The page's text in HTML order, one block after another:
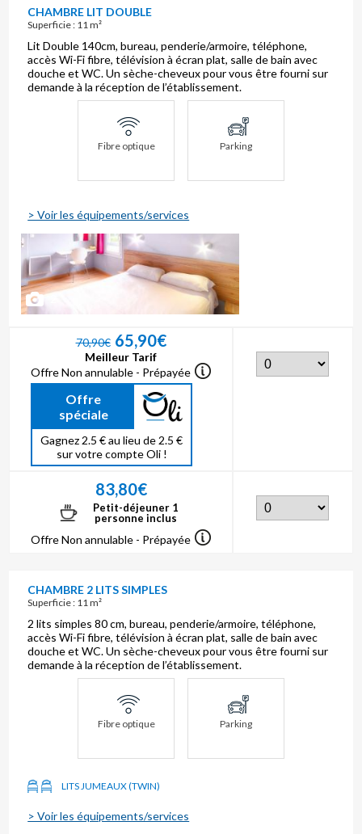
CHAMBRE LIT DOUBLE
Superficie : 11 m²
Lit Double 140cm, bureau, penderie/armoire, téléphone,
accès Wi-Fi fibre, télévision à écran plat, salle de bain avec
douche et WC. Un sèche-cheveux pour vous être fourni sur
demande à la réception de l’établissement.
Fibre optique Parking
> Voir les équipements/services
70,90€ 65,90€
Meilleur Tarif
Offre Non annulable - Prépayée
Offre
spéciale
Gagnez 2.5 € au lieu de 2.5 €
sur votre compte Oli !
83,80€
Petit-déjeuner 1
personne inclus
Offre Non annulable - Prépayée
CHAMBRE 2 LITS SIMPLES
Superficie : 11 m²
2 lits simples 80 cm, bureau, penderie/armoire, téléphone,
accès Wi-Fi fibre, télévision à écran plat, salle de bain avec
douche et WC. Un sèche-cheveux pour vous être fourni sur
demande à la réception de l’établissement.
Fibre optique Parking
LITS JUMEAUX (TWIN)
> Voir les équipements/services